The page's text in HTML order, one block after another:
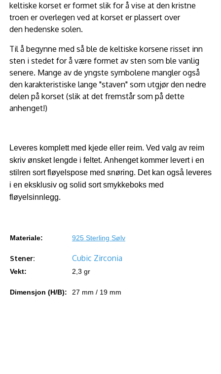
keltiske korset er formet slik for å vise at den kristne
troen er overlegen ved at korset er plassert over
den hedenske solen.
Til å begynne med så ble de keltiske korsene risset inn
sten i stedet for å være formet av sten som ble vanlig
senere. Mange av de yngste symbolene mangler også
den karakteristiske lange "staven" som utgjør den nedre
delen på korset (slik at det fremstår som på dette
anhenget!)
Leveres komplett med kjede eller reim. Ved valg av reim
skriv ønsket lengde i feltet. Anhenget kommer levert i en
stilren sort fløyelspose med snøring. Det kan også leveres
i en eksklusiv og solid sort smykkeboks med
fløyelsinnlegg.
Materiale: 925 Sterling Sølv
Stener: Cubic Zirconia
Vekt: 2,3 gr
Dimensjon (H/B): 27 mm / 19 mm